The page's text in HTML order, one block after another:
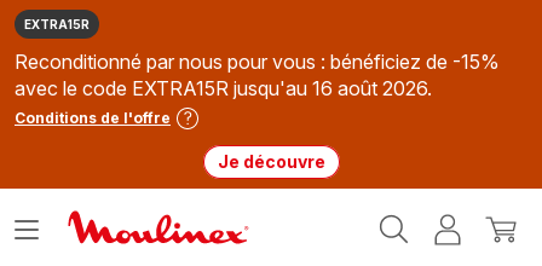
EXTRA15R
Reconditionné par nous pour vous : bénéficiez de -15%
avec le code EXTRA15R jusqu'au 16 août 2026.
Conditions de l'offre
Je découvre
MonMon
Ouvrir